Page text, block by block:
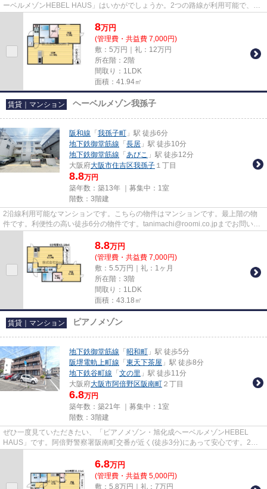
ーベルメゾンHEBEL HAUS」はいかがでしょうか。2つの路線が利用可能で、片
8万円
(管理費・共益費 7,000円)
敷：5万円｜礼：12万円
所在階：2階
間取り：1LDK
面積：41.94㎡
賃貸｜マンション ヘーベルメゾン我孫子
阪和線 「 我孫子町 」駅 徒歩6分
地下鉄御堂筋線 「 長居 」駅 徒歩10分
地下鉄御堂筋線 「 あびこ 」駅 徒歩12分
大阪府大阪市住吉区我孫子 １丁目
8.8万円
築年数：築13年 ｜募集中： 1室
階数：3階建
2沿線利用可能なマンションです。こちらの物件はマンションです。最上階の物
件です。利便性の高い徒歩6分の物件です。tanimachi@roomi.co.jpまでお問い合
8.8万円
(管理費・共益費 7,000円)
敷：5.5万円｜礼：1ヶ月
所在階：3階
間取り：1LDK
面積：43.18㎡
賃貸｜マンション ピアノメゾン
地下鉄御堂筋線 「 昭和町 」駅 徒歩5分
阪堺電軌上町線 「 東天下茶屋 」駅 徒歩8分
地下鉄谷町線 「 文の里 」駅 徒歩11分
大阪府大阪市阿倍野区阪南町 ２丁目
6.8万円
築年数：築21年 ｜募集中： 1室
階数：3階建
ぜひ一度見ていただきたい、「ピアノメゾン・旭化成ヘーベルメゾンHEBEL
HAUS」です。阿倍野警察署阪南町交番が近く(徒歩3分)にあって安心です。2沿
6.8万円
(管理費・共益費 5,000円)
敷：5.8万円｜礼：7万円